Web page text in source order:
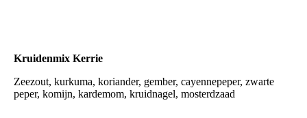
Kruidenmix Kerrie
Zeezout, kurkuma, koriander, gember, cayennepeper, zwarte
peper, komijn, kardemom, kruidnagel, mosterdzaad